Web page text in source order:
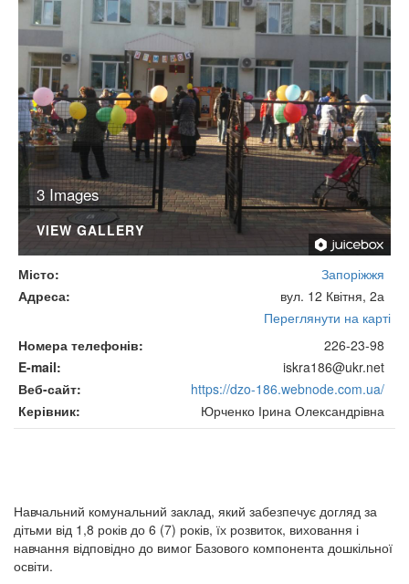
3 Images
VIEW GALLERY
Місто
Запоріжжя
Адреса
вул. 12 Квітня, 2а
Переглянути на карті
Номера телефонів
226-23-98
E-mail
iskra186@ukr.net
Веб-сайт
https://dzo-186.webnode.com.ua/
Керівник
Юрченко Ірина Олександрівна
Навчальний комунальний заклад, який забезпечує догляд за
дітьми від 1,8 років до 6 (7) років, їх розвиток, виховання і
навчання відповідно до вимог Базового компонента дошкільної
освіти.